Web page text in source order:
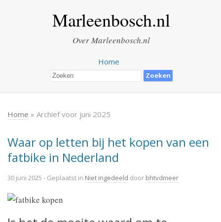
Marleenbosch.nl
Over Marleenbosch.nl
Home
Home » Archief voor juni 2025
Waar op letten bij het kopen van een
fatbike in Nederland
30 juni 2025 - Geplaatst in Niet ingedeeld door bhtvdmeer